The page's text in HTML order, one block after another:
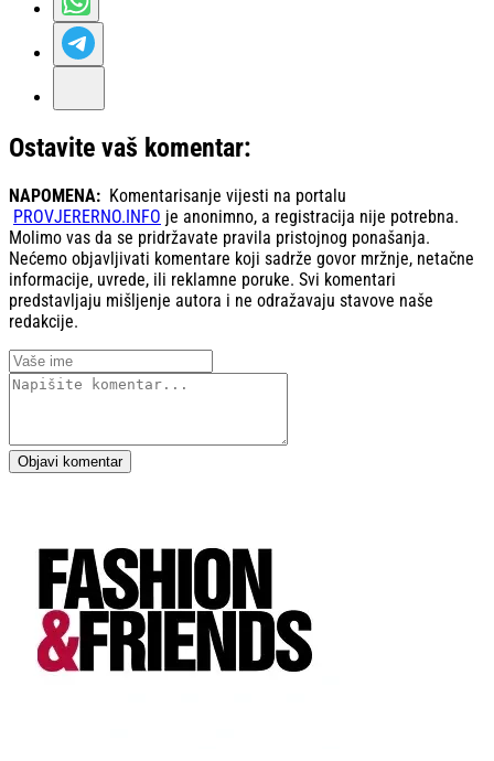
Ostavite vaš komentar:
NAPOMENA: Komentarisanje vijesti na portalu
PROVJERERNO.INFO je anonimno, a registracija nije potrebna.
Molimo vas da se pridržavate pravila pristojnog ponašanja.
Nećemo objavljivati komentare koji sadrže govor mržnje, netačne
informacije, uvrede, ili reklamne poruke. Svi komentari
predstavljaju mišljenje autora i ne odražavaju stavove naše
redakcije.
Objavi komentar